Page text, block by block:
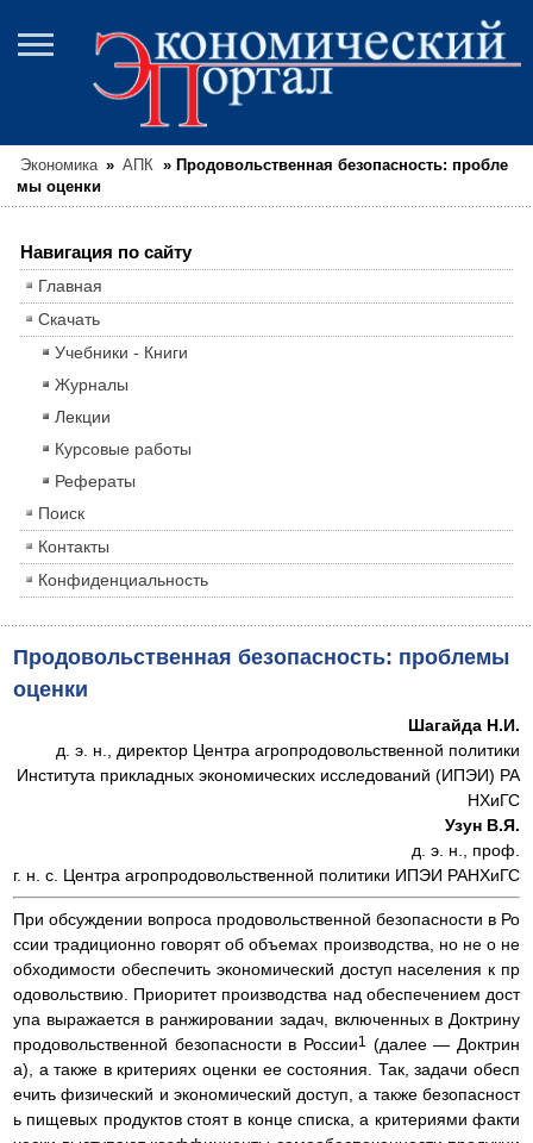
Экономика » АПК » Продовольственная безопасность: пробле
мы оценки
Навигация по сайту
Главная
Скачать
Учебники - Книги
Журналы
Лекции
Курсовые работы
Рефераты
Поиск
Контакты
Конфиденциальность
Продовольственная безопасность: проблемы
оценки
Шагайда Н.И.
д. э. н., директор Центра агропродовольственной политики
Института прикладных экономических исследований (ИПЭИ) РА
НХиГС
Узун В.Я.
д. э. н., проф.
г. н. с. Центра агропродовольственной политики ИПЭИ РАНХиГС
При обсуждении вопроса продовольственной безопасности в Ро
ссии традиционно говорят об объемах производства, но не о не
обходимости обеспечить экономический доступ населения к пр
одовольствию. Приоритет производства над обеспечением дост
упа выражается в ранжировании задач, включенных в Доктрину
продовольственной безопасности в России1
(далее — Доктрин
а), а также в критериях оценки ее состояния. Так, задачи обесп
ечить физический и экономический доступ, а также безопасност
ь пищевых продуктов стоят в конце списка, а критериями факти